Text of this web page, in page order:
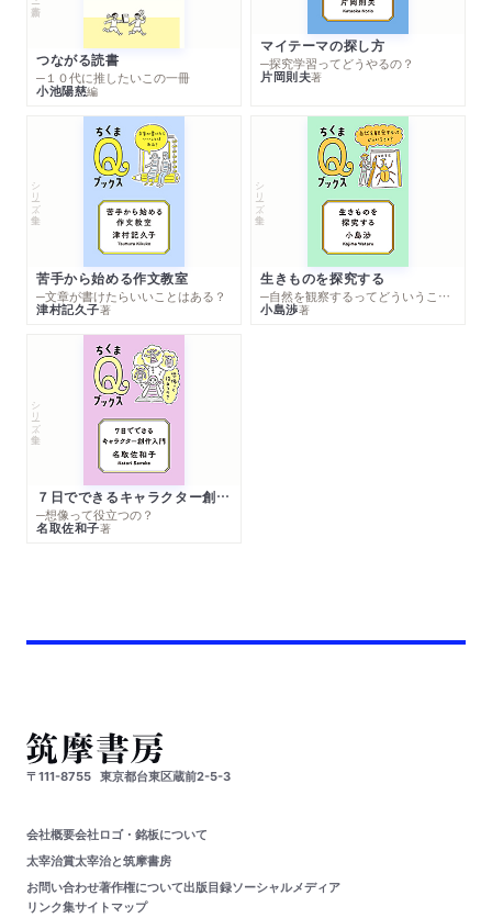
つながる読書
─１０代に推したいこの一冊
小池陽慈編
マイテーマの探し方
─探究学習ってどうやるの？
片岡則夫著
シリーズ・全集
苦手から始める作文教室
─文章が書けたらいいことはある？
津村記久子著
シリーズ・全集
生きものを探究する
─自然を観察するってどういうこと？
小島渉著
シリーズ・全集
７日でできるキャラクター創作入門
─想像って役立つの？
名取佐和子著
〒111-8755 東京都台東区蔵前2-5-3
会社概要会社ロゴ・銘板について
太宰治賞太宰治と筑摩書房
お問い合わせ著作権について出版目録ソーシャルメディア
リンク集サイトマップ